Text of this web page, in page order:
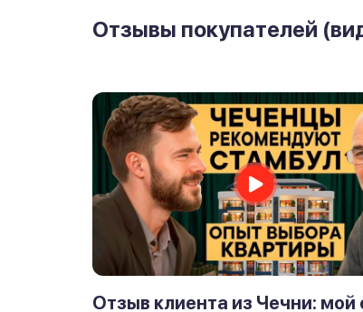
Отзывы покупателей
Отзыв клиента из Чечни: мой